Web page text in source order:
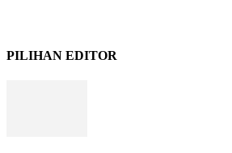
PILIHAN EDITOR